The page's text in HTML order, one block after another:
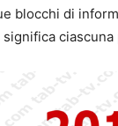
blocchi di